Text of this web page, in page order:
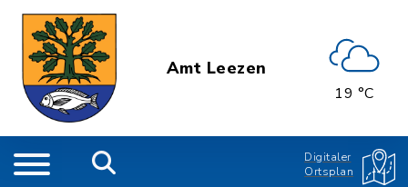
Amt Leezen
19 °C
Digitaler
Ortsplan